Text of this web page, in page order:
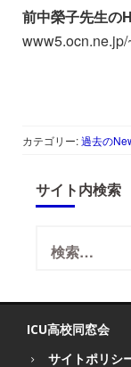
前中榮子先生の
カテゴリー:過去の
サイト内検索
索:
ICU高校同窓会
サイトポリシ